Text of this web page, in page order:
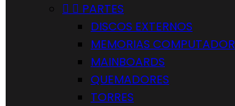
  PARTES
DISCOS EXTERNOS
MEMORIAS COMPUTADOR
MAINBOARDS
QUEMADORES
TORRES